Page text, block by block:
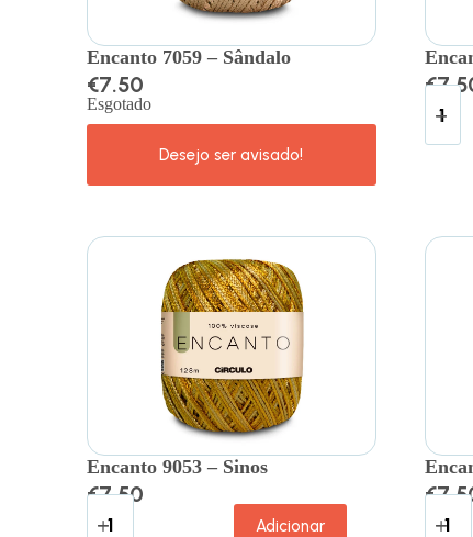
Encanto 7059 – Sândalo
€7.50
Esgotado
€
Encanto 9053 – Sinos
€7.50
Adicionar
€